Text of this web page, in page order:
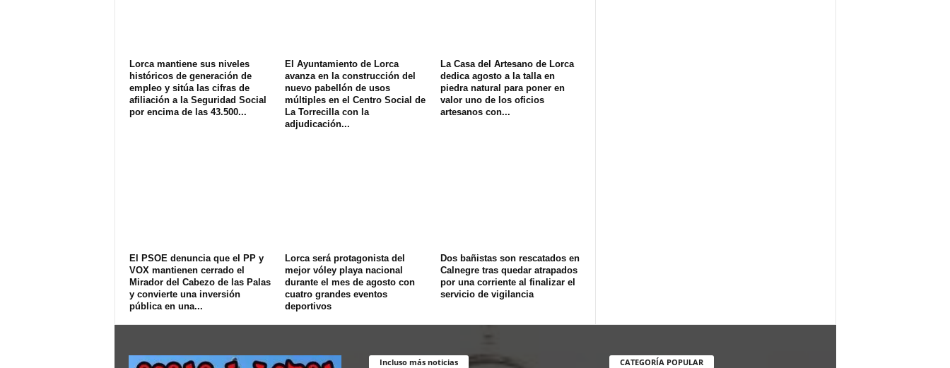
Lorca mantiene sus niveles
históricos de generación de
empleo y sitúa las cifras de
afiliación a la Seguridad Social
por encima de las 43.500...
El Ayuntamiento de Lorca
avanza en la construcción del
nuevo pabellón de usos
múltiples en el Centro Social de
La Torrecilla con la
adjudicación...
La Casa del Artesano de Lorca
dedica agosto a la talla en
piedra natural para poner en
valor uno de los oficios
artesanos con...
El PSOE denuncia que el PP y
VOX mantienen cerrado el
Mirador del Cabezo de las Palas
y convierte una inversión
pública en una...
Lorca será protagonista del
mejor vóley playa nacional
durante el mes de agosto con
cuatro grandes eventos
deportivos
Dos bañistas son rescatados en
Calnegre tras quedar atrapados
por una corriente al finalizar el
servicio de vigilancia
Incluso más noticias CATEGORÍA POPULAR